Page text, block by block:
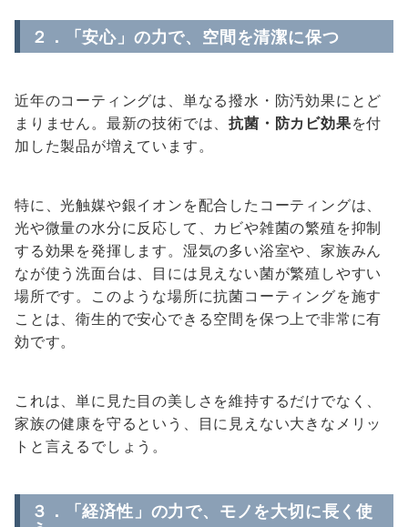
２．「安心」の力で、空間を清潔に保つ
近年のコーティングは、単なる撥水・防汚効果にとど
まりません。最新の技術では、抗菌・防カビ効果を付
加した製品が増えています。
特に、光触媒や銀イオンを配合したコーティングは、
光や微量の水分に反応して、カビや雑菌の繁殖を抑制
する効果を発揮します。湿気の多い浴室や、家族みん
なが使う洗面台は、目には見えない菌が繁殖しやすい
場所です。このような場所に抗菌コーティングを施す
ことは、衛生的で安心できる空間を保つ上で非常に有
効です。
これは、単に見た目の美しさを維持するだけでなく、
家族の健康を守るという、目に見えない大きなメリッ
トと言えるでしょう。
３．「経済性」の力で、モノを大切に長く使